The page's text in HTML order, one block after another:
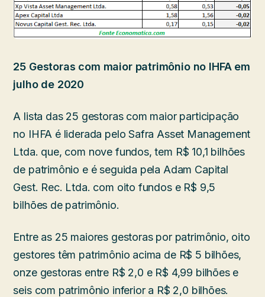
25 Gestoras com maior patrimônio no IHFA em
julho de 2020
A lista das 25 gestoras com maior participação
no IHFA é liderada pelo Safra Asset Management
Ltda. que, com nove fundos, tem R$ 10,1 bilhões
de patrimônio e é seguida pela Adam Capital
Gest. Rec. Ltda. com oito fundos e R$ 9,5
bilhões de patrimônio.
Entre as 25 maiores gestoras por patrimônio, oito
gestores têm patrimônio acima de R$ 5 bilhões,
onze gestoras entre R$ 2,0 e R$ 4,99 bilhões e
seis com patrimônio inferior a R$ 2,0 bilhões.